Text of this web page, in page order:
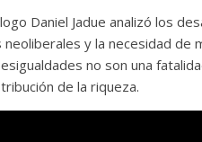
Daniel Jadue analizó los
y la necesidad de
no son una
de la riqueza.